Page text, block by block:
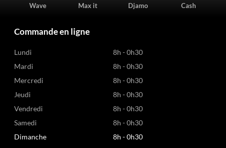
Wave Max it Djamo Cash
Commande en ligne
Lundi
8h - 0h30
Mardi
8h - 0h30
Mercredi
8h - 0h30
Jeudi
8h - 0h30
Vendredi
8h - 0h30
Samedi
8h - 0h30
Dimanche
8h - 0h30